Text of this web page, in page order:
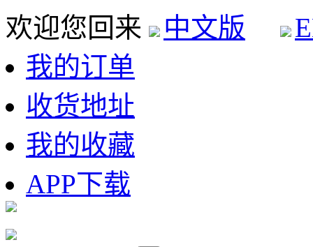
欢迎您回来 中文版
我的订单
收货地址
我的收藏
APP下载